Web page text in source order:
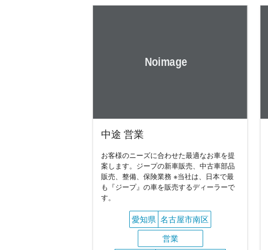
中途 営業
お客様のニーズに合わせた最適なお車を提
案します。ジープの新車販売、中古車部品
販売、整備、保険業務 ※当社は、日本で最
も『ジープ』の車を販売するディーラーで
す。
愛知県 名古屋市南区
営業